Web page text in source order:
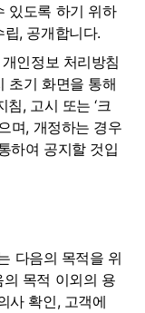
있도록 하기 위하
, 공개합니다.
인정보 처리방침
초기 화면을 통해
, 고시 또는 ‘크
며, 개정하는 경우
하여 공지할 것입
다음의 목적을 위
목적 이외의 용
사 확인, 고객에